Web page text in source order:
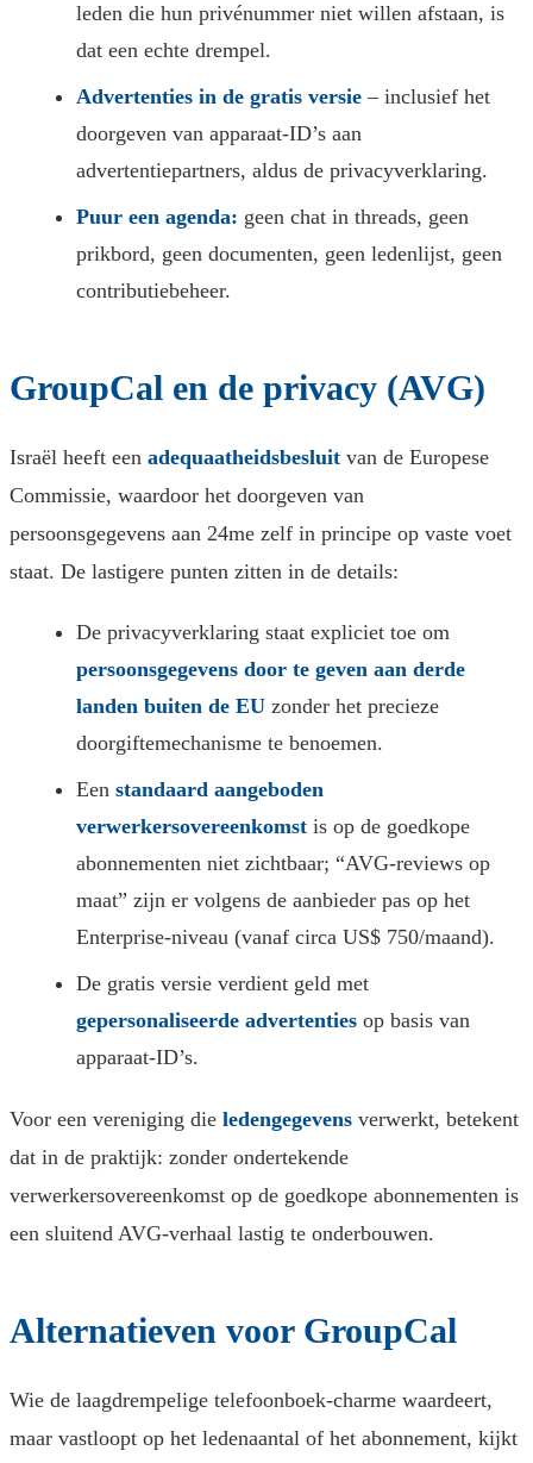
leden die hun privénummer niet willen afstaan, is
dat een echte drempel.
Advertenties in de gratis versie – inclusief het
doorgeven van apparaat-ID’s aan
advertentiepartners, aldus de privacyverklaring.
Puur een agenda: geen chat in threads, geen
prikbord, geen documenten, geen ledenlijst, geen
contributiebeheer.
GroupCal en de privacy (AVG)
Israël heeft een adequaatheidsbesluit van de Europese
Commissie, waardoor het doorgeven van
persoonsgegevens aan 24me zelf in principe op vaste voet
staat. De lastigere punten zitten in de details:
De privacyverklaring staat expliciet toe om
persoonsgegevens door te geven aan derde
landen buiten de EU zonder het precieze
doorgiftemechanisme te benoemen.
Een standaard aangeboden
verwerkersovereenkomst is op de goedkope
abonnementen niet zichtbaar; “AVG-reviews op
maat” zijn er volgens de aanbieder pas op het
Enterprise-niveau (vanaf circa US$ 750/maand).
De gratis versie verdient geld met
gepersonaliseerde advertenties op basis van
apparaat-ID’s.
Voor een vereniging die ledengegevens verwerkt, betekent
dat in de praktijk: zonder ondertekende
verwerkersovereenkomst op de goedkope abonnementen is
een sluitend AVG-verhaal lastig te onderbouwen.
Alternatieven voor GroupCal
Wie de laagdrempelige telefoonboek-charme waardeert,
maar vastloopt op het ledenaantal of het abonnement, kijkt